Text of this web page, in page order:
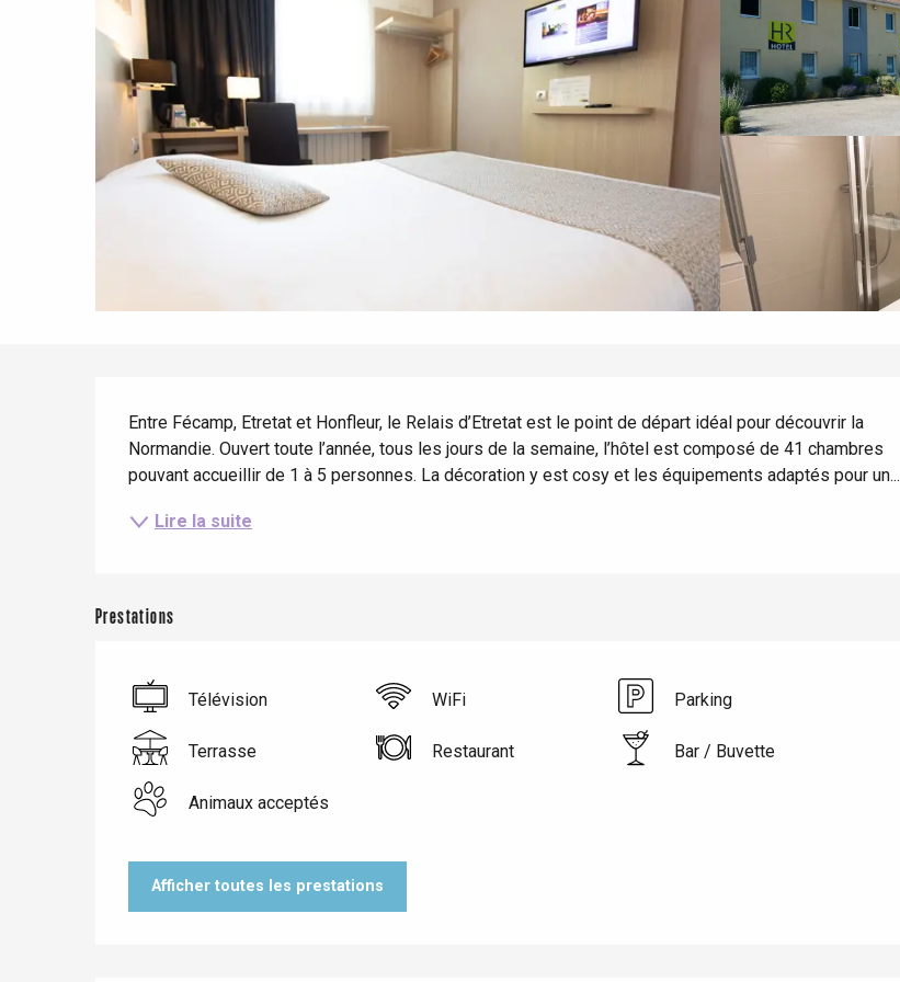
Tout l'agenda
Eté
Quand il pleut
Avec les enfants
Entre amis
Lieux branchés
Meilleurs brunch
Restaurants avec vue
Séjours en bord de
mer
Séjours en train
Séjours à vélo
Entre Fécamp, Etretat et Honfleur, le Relais d’Etretat est le point de départ idéal pour découvrir la
Normandie. Ouvert toute l’année, tous les jours de la semaine, l’hôtel est composé de 41 chambres
pouvant accueillir de 1 à 5 personnes. La décoration y est cosy et les équipements adaptés pour un...
Lire la suite
Prestations
Télévision WiFi Parking
Terrasse Restaurant Bar / Buvette
Animaux acceptés
Afficher toutes les prestations